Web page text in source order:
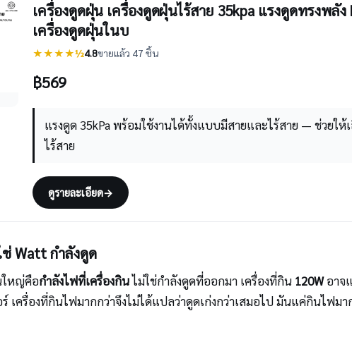
เครื่องดูดฝุ่น เครื่องดูดฝุ่นไร้สาย 35kpa แรงดูดทรงพลั
เครื่องดูดฝุ่นในบ
★★★★½4.8ขายแล้ว 47 ชิ้น
฿569
แรงดูด 35kPa พร้อมใช้งานได้ทั้งแบบมีสายและไร้สาย — ช่วย
ไร้สาย
ดูรายละเอียด→
Watt กำลังดูด
ใหญ่คือกำลังไฟที่เครื่องกินไม่ใช่กำลังดูดที่ออกมา เครื่องที่กิน 120Wอาจ
เครื่องที่กินไฟมากกว่าจึงไม่ได้แปลว่าดูดเก่งกว่าเสมอไป มันแค่กินไฟ